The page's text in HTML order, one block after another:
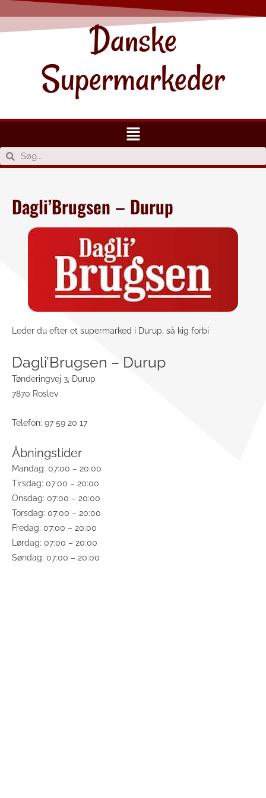
Danske
Supermarkeder
Dagli’Brugsen – Durup
Leder du efter et supermarked i Durup, så kig forbi
Dagli’Brugsen – Durup
Tønderingvej 3, Durup
7870 Roslev
Telefon: 97 59 20 17
Åbningstider
Mandag: 07:00 – 20:00
Tirsdag: 07:00 – 20:00
Onsdag: 07:00 – 20:00
Torsdag: 07:00 – 20:00
Fredag: 07:00 – 20:00
Lørdag: 07:00 – 20:00
Søndag: 07:00 – 20:00